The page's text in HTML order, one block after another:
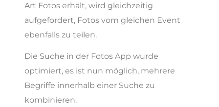
Art Fotos erhält, wird gleichzeitig
aufgefordert, Fotos vom gleichen Event
ebenfalls zu teilen.
Die Suche in der Fotos App wurde
optimiert, es ist nun möglich, mehrere
Begriffe innerhalb einer Suche zu
kombinieren.